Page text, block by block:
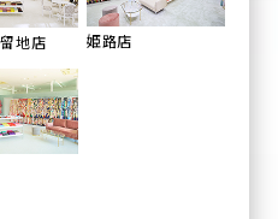
地店 姫路店